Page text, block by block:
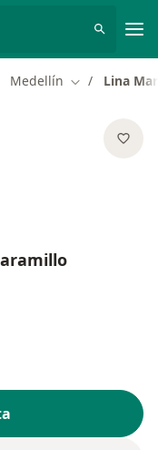
Medellín Cambiar de
Lina